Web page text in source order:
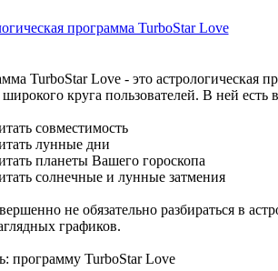
программа TurboStar Love
TurboStar Love - это астрологическая
круга пользователей. В ней есть
совместимость
лунные дни
планеты Вашего гороскопа
солнечные и лунные затмения
не обязательно разбираться в
графиков.
программу TurboStar Love